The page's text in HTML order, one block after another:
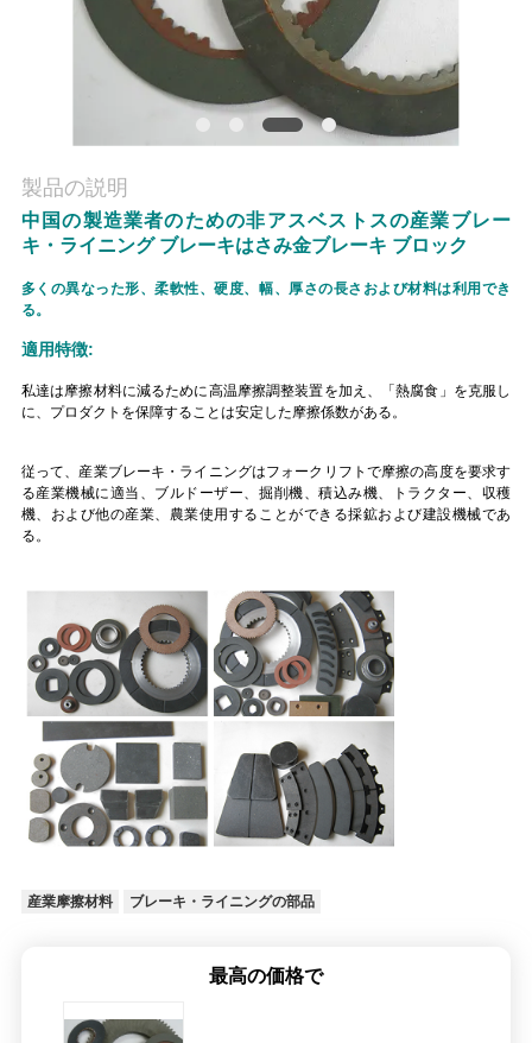
連
絡
し
な
さ
い
引
用
を
要
求
し
な
さ
い
製品の説明
中国の製造業者のための非アスベストスの産業ブレー
キ・ライニング ブレーキはさみ金ブレーキ ブロック
多くの異なった形、柔軟性、硬度、幅、厚さの長さおよび材料は利用でき
る。
適用特徴:
私達は摩擦材料に減るために高温摩擦調整装置を加え、「熱腐食」を克服し
に、プロダクトを保障することは安定した摩擦係数がある。
従って、産業ブレーキ・ライニングはフォークリフトで摩擦の高度を要求す
る産業機械に適当、ブルドーザー、掘削機、積込み機、トラクター、収穫
機、および他の産業、農業使用することができる採鉱および建設機械であ
る。
産業摩擦材料 ブレーキ・ライニングの部品
最高の価格で